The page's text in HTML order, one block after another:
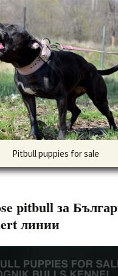
BULLS
булли
Pitbull puppies for sale
pitbull за
линии